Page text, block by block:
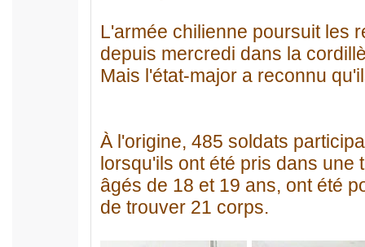
L'armée chilienne poursuit les
depuis mercredi dans la
Mais l'état-major a reconnu
À l'origine, 485 soldats
lorsqu'ils ont été pris dans
âgés de 18 et 19 ans, ont été
de trouver 21 corps.